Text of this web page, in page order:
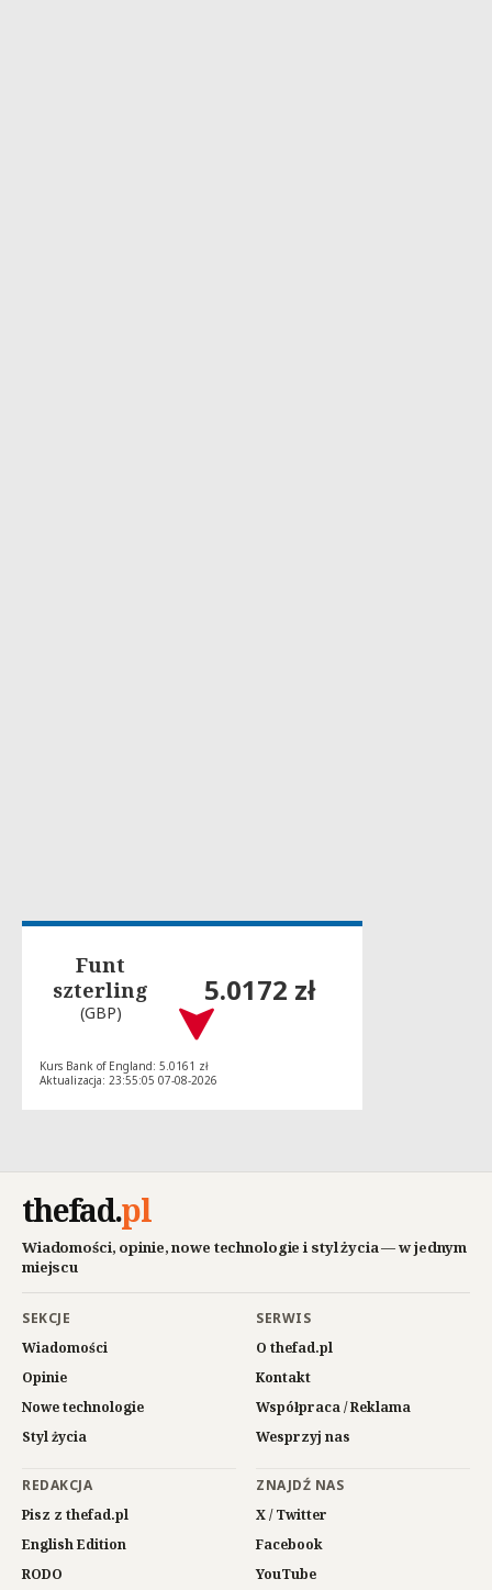
Funt
szterling
(GBP)
5.0172 zł
Kurs Bank of England: 5.0161 zł
Aktualizacja: 23:55:05 07-08-2026
thefad.pl
Wiadomości, opinie, nowe technologie i styl życia — w jednym
miejscu
SEKCJE
Wiadomości
Opinie
Nowe technologie
Styl życia
SERWIS
O thefad.pl
Kontakt
Współpraca / Reklama
Wesprzyj nas
REDAKCJA
Pisz z thefad.pl
English Edition
RODO
ZNAJDŹ NAS
X / Twitter
Facebook
YouTube